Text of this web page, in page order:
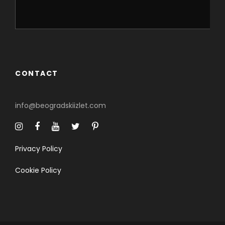
CONTACT
info@beogradskiizlet.com
Privacy Policy
Cookie Policy